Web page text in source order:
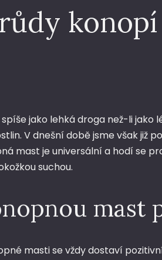
konopí
jako lehká droga než-li jako
V dnešní době jsme však již
mast je universální a hodí se
suchou.
mast
masti se vždy dostaví